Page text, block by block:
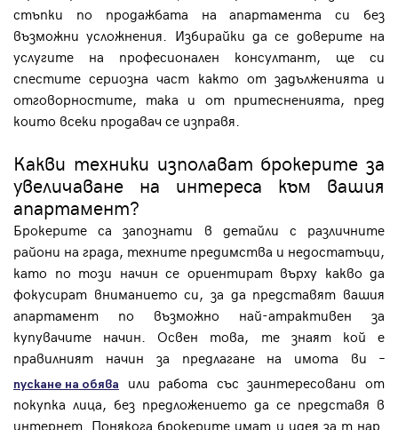
стъпки по продажбата на апартамента си без
възможни усложнения. Избирайки да се доверите на
услугите на професионален консултант, ще си
спестите сериозна част както от задълженията и
отговорностите, така и от притесненията, пред
които всеки продавач се изправя.
Какви техники изполават брокерите за
увеличаване на интереса към вашия
апартамент?
Брокерите са запознати в детайли с различните
райони на града, техните предимства и недостатъци,
като по този начин се ориентират върху какво да
фокусират вниманието си, за да представят вашия
апартамент по възможно най-атрактивен за
купувачите начин. Освен това, те знаят кой е
правилният начин за предлагане на имота ви –
пускане на обява
или работа със заинтересовани от
покупка лица, без предложението да се представя в
интернет. Понякога брокерите имат и идея за т.нар.